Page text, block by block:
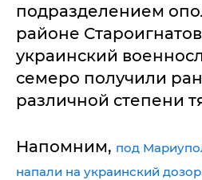
подразделением
районе
украинский
семеро получили
различной степени
Напомним, под
напали на украинский дозор